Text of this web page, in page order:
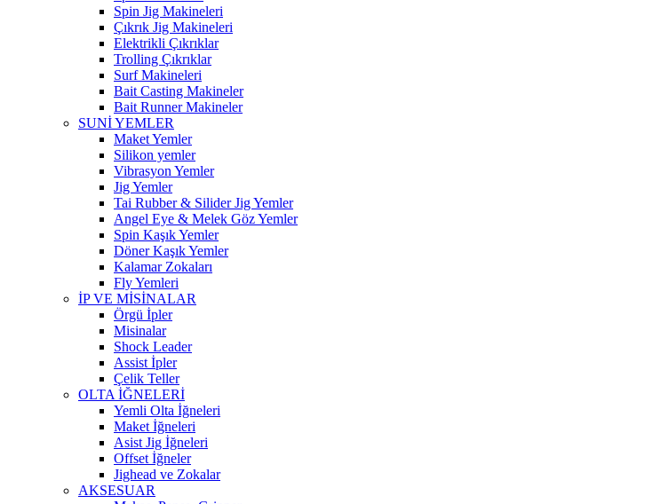
Spin Jig Makineleri
Çıkrık Jig Makineleri
Elektrikli Çıkrıklar
Trolling Çıkrıklar
Surf Makineleri
Bait Casting Makineler
Bait Runner Makineler
SUNİ YEMLER
Maket Yemler
Silikon yemler
Vibrasyon Yemler
Jig Yemler
Tai Rubber & Silider Jig Yemler
Angel Eye & Melek Göz Yemler
Spin Kaşık Yemler
Döner Kaşık Yemler
Kalamar Zokaları
Fly Yemleri
İP VE MİSİNALAR
Örgü İpler
Misinalar
Shock Leader
Assist İpler
Çelik Teller
OLTA İĞNELERİ
Yemli Olta İğneleri
Maket İğneleri
Asist Jig İğneleri
Offset İğneler
Jighead ve Zokalar
AKSESUAR